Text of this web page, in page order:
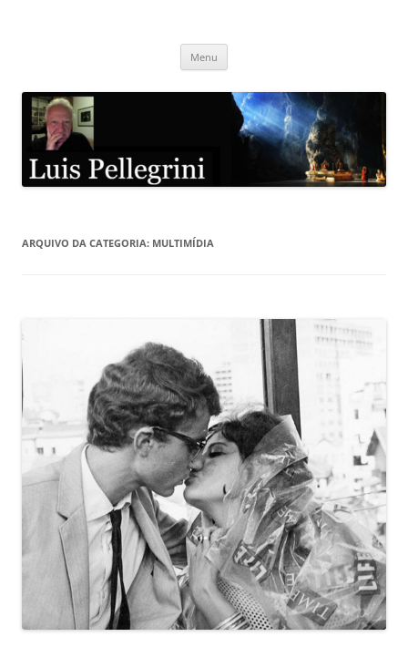
Menu
ARQUIVO DA CATEGORIA: MULTIMÍDIA